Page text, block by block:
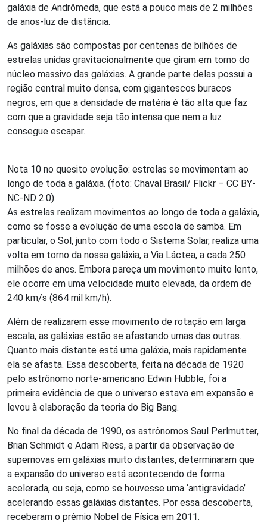
galáxia de Andrômeda, que está a pouco mais de 2 milhões
de anos-luz de distância.
As galáxias são compostas por centenas de bilhões de
estrelas unidas gravitacionalmente que giram em torno do
núcleo massivo das galáxias. A grande parte delas possui a
região central muito densa, com gigantescos buracos
negros, em que a densidade de matéria é tão alta que faz
com que a gravidade seja tão intensa que nem a luz
consegue escapar.
Nota 10 no quesito evolução: estrelas se movimentam ao
longo de toda a galáxia. (foto: Chaval Brasil/ Flickr – CC BY-
NC-ND 2.0)
As estrelas realizam movimentos ao longo de toda a galáxia,
como se fosse a evolução de uma escola de samba. Em
particular, o Sol, junto com todo o Sistema Solar, realiza uma
volta em torno da nossa galáxia, a Via Láctea, a cada 250
milhões de anos. Embora pareça um movimento muito lento,
ele ocorre em uma velocidade muito elevada, da ordem de
240 km/s (864 mil km/h).
Além de realizarem esse movimento de rotação em larga
escala, as galáxias estão se afastando umas das outras.
Quanto mais distante está uma galáxia, mais rapidamente
ela se afasta. Essa descoberta, feita na década de 1920
pelo astrônomo norte-americano Edwin Hubble, foi a
primeira evidência de que o universo estava em expansão e
levou à elaboração da teoria do Big Bang.
No final da década de 1990, os astrônomos Saul Perlmutter,
Brian Schmidt e Adam Riess, a partir da observação de
supernovas em galáxias muito distantes, determinaram que
a expansão do universo está acontecendo de forma
acelerada, ou seja, como se houvesse uma ‘antigravidade’
acelerando essas galáxias distantes. Por essa descoberta,
receberam o prêmio Nobel de Física em 2011.